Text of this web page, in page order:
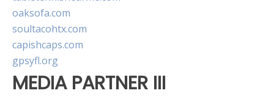
oaksofa.com
soultacohtx.com
capishcaps.com
gpsyfl.org
MEDIA PARTNER III